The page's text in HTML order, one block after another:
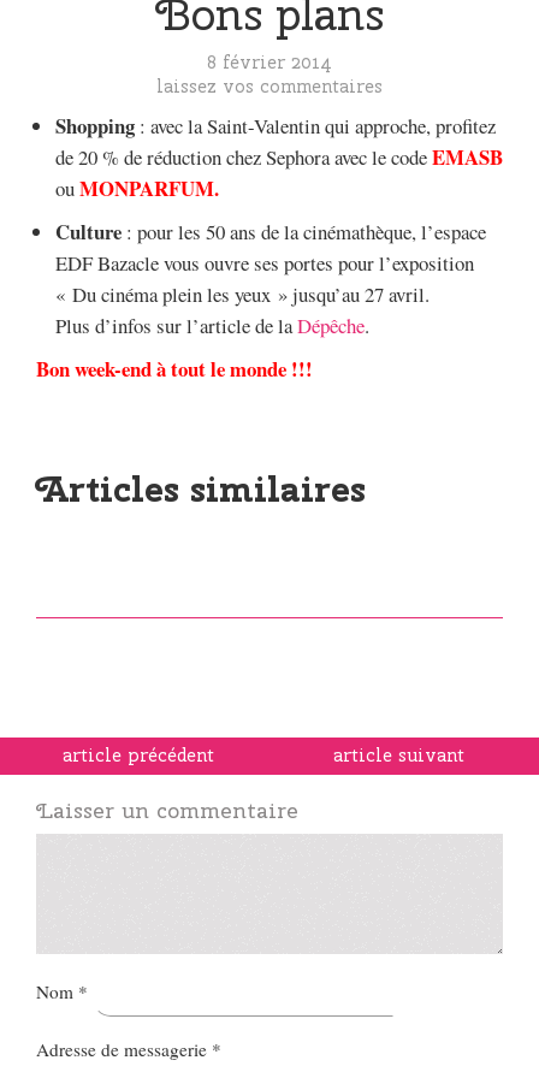
Bons plans
8 février 2014
laissez vos commentaires
Shopping : avec la Saint-Valentin qui approche, profitez
de 20 % de réduction chez Sephora avec le codeEMASB
ouMONPARFUM.
Culture : pour les 50 ans de la cinémathèque, l’espace
EDF Bazacle vous ouvre ses portes pour l’exposition
« Du cinéma plein les yeux » jusqu’au 27 avril.
Plus d’infos sur l’article de laDépêche.
Bon week-end à tout le monde !!!
Articles similaires
article précédent article suivant
Laisser un commentaire
Nom *
Adresse de messagerie *